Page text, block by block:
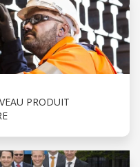
PRODUIT